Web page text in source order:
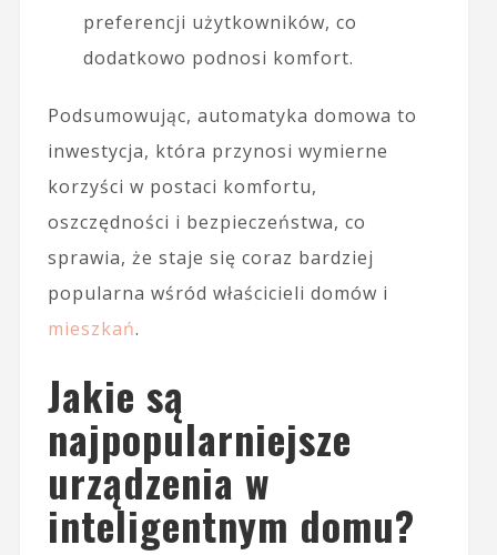
preferencji użytkowników, co
dodatkowo podnosi komfort.
Podsumowując, automatyka domowa to
inwestycja, która przynosi wymierne
korzyści w postaci komfortu,
oszczędności i bezpieczeństwa, co
sprawia, że staje się coraz bardziej
popularna wśród właścicieli domów i
mieszkań.
Jakie są
najpopularniejsze
urządzenia w
inteligentnym domu?